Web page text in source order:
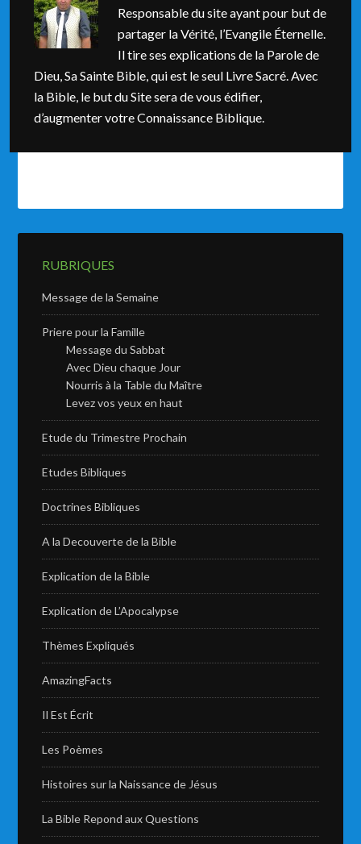
Responsable du site ayant pour but de
partager la Vérité, l’Evangile Éternelle.
Il tire ses explications de la Parole de
Dieu, Sa Sainte Bible, qui est le seul Livre Sacré. Avec
la Bible, le but du Site sera de vous édifier,
d’augmenter votre Connaissance Biblique.
RUBRIQUES
Message de la Semaine
Priere pour la Famille
Message du Sabbat
Avec Dieu chaque Jour
Nourris à la Table du Maître
Levez vos yeux en haut
Etude du Trimestre Prochain
Etudes Bibliques
Doctrines Bibliques
A la Decouverte de la Bible
Explication de la Bible
Explication de L’Apocalypse
Thèmes Expliqués
AmazingFacts
Il Est Écrit
Les Poèmes
Histoires sur la Naissance de Jésus
La Bible Repond aux Questions